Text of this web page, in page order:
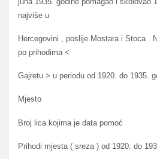
najviše u
Hercegovini , poslije Mostara i Stoca .
po prihodima <
Gajretu > u periodu od 1920. do 1935.
Mjesto
Broj lica kojima je data pomoć
Prihodi mjesta ( sreza ) od 1920. do